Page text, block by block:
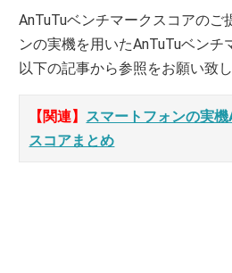
AnTuTuベンチマークスコアのご
ンの実機を用いたAnTuTuベンチ
以下の記事から参照をお願い致し
【関連】 スマートフォンの実
スコアまとめ